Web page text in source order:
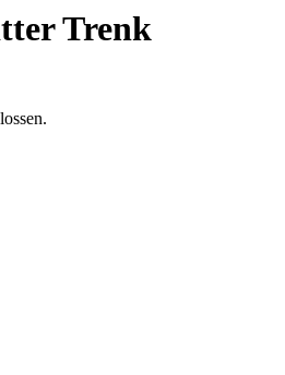
Trenk